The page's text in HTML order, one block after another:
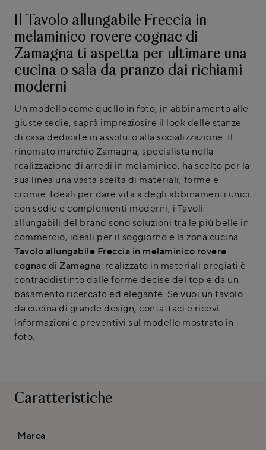
Il Tavolo allungabile Freccia in
melaminico rovere cognac di
Zamagna ti aspetta per ultimare una
cucina o sala da pranzo dai richiami
moderni
Un modello come quello in foto, in abbinamento alle
giuste sedie, saprà impreziosire il look delle stanze
di casa dedicate in assoluto alla socializzazione. Il
rinomato marchio Zamagna, specialista nella
realizzazione di arredi in melaminico, ha scelto per la
sua linea una vasta scelta di materiali, forme e
cromie. Ideali per dare vita a degli abbinamenti unici
con sedie e complementi moderni, i Tavoli
allungabili del brand sono soluzioni tra le più belle in
commercio, ideali per il soggiorno e la zona cucina.
Tavolo allungabile Freccia in melaminico rovere
cognac di Zamagna: realizzato in materiali pregiati è
contraddistinto dalle forme decise del top e da un
basamento ricercato ed elegante. Se vuoi un tavolo
da cucina di grande design, contattaci e ricevi
informazioni e preventivi sul modello mostrato in
foto.
Caratteristiche
Marca